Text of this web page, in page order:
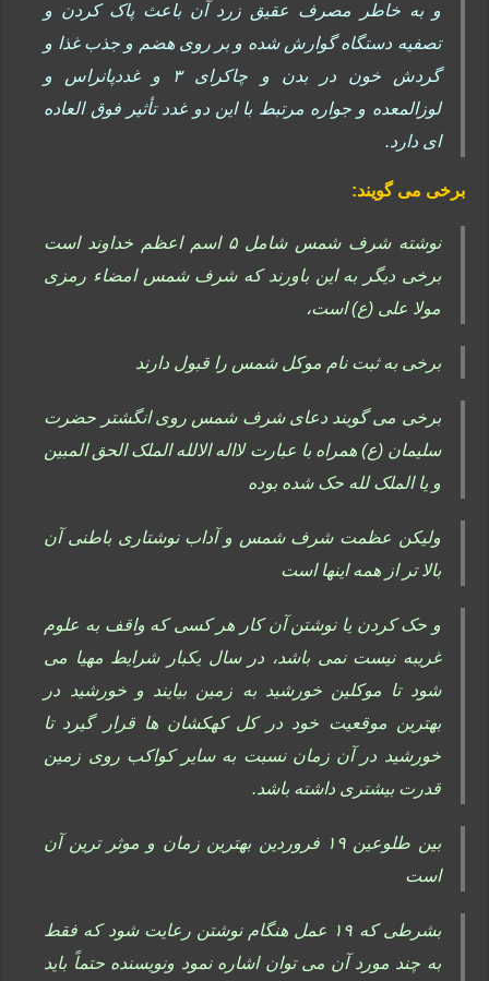
و به خاطر مصرف عقیق زرد آن باعث پاک کردن و
تصفیه دستگاه گوارش شده و بر روی هضم و جذب غذا و
گردش خون در بدن و چاکرای ۳ و غددپانراس و
لوزالمعده و جواره مرتبط با این دو غدد تأثیر فوق العاده
ای دارد.
برخی می گویند:
نوشته شرف شمس شامل ۵ اسم اعظم خداوند است
برخی دیگر به این باورند که شرف شمس امضاء رمزی
مولا علی (ع) است،
برخی به ثبت نام موکل شمس را قبول دارند
برخی می گویند دعای شرف شمس روی انگشتر حضرت
سلیمان (ع) همراه با عبارت لااله الالله الملک الحق المبین
و یا الملک لله حک شده بوده
ولیکن عظمت شرف شمس و آداب نوشتاری باطنی آن
بالا تر از همه اینها است
و حک کردن یا نوشتن آن کار هر کسی که واقف به علوم
غریبه نیست نمی باشد، در سال یکبار شرایط مهیا می
شود تا موکلین خورشید به زمین بیایند و خورشید در
بهترین موقعیت خود در کل کهکشان ها قرار گیرد تا
خورشید در آن زمان نسبت به سایر کواکب روی زمین
قدرت بیشتری داشته باشد.
بین طلوعین ۱۹ فروردین بهترین زمان و موثر ترین آن
است
بشرطی که ۱۹ عمل هنگام نوشتن رعایت شود که فقط
به چند مورد آن می توان اشاره نمود ونویسنده حتماً باید